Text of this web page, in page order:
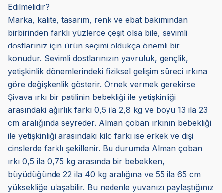
Edilmelidir?
Marka, kalite, tasarım, renk ve ebat bakımından
birbirinden farklı yüzlerce çeşit olsa bile, sevimli
dostlarınız için ürün seçimi oldukça önemli bir
konudur. Sevimli dostlarınızın yavruluk, gençlik,
yetişkinlik dönemlerindeki fiziksel gelişim süreci ırkına
göre değişkenlik gösterir. Örnek vermek gerekirse
Şivava ırkı bir patilinin bebekliği ile yetişkinliği
arasındaki ağırlık farkı 0,5 ila 2,8 kg ve boyu 13 ila 23
cm aralığında seyreder. Alman çoban ırkının bebekliği
ile yetişkinliği arasındaki kilo farkı ise erkek ve dişi
cinslerde farklı şekillenir. Bu durumda Alman çoban
ırkı 0,5 ila 0,75 kg arasında bir bebekken,
büyüdüğünde 22 ila 40 kg aralığına ve 55 ila 65 cm
yüksekliğe ulaşabilir. Bu nedenle yuvanızı paylaştığınız